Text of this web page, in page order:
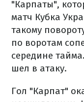
"Карпаты",
матч Кубка
такому
по воротам
середине
шел в атаку.
Гол "Карпат"